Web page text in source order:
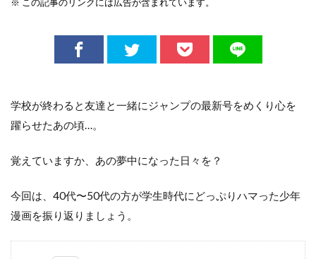
学校が終わると友達と一緒にジャンプの最新号をめくり心を
躍らせたあの頃…。
覚えていますか、あの夢中になった日々を？
今回は、40代〜50代の方が学生時代にどっぷりハマった少年
漫画を振り返りましょう。